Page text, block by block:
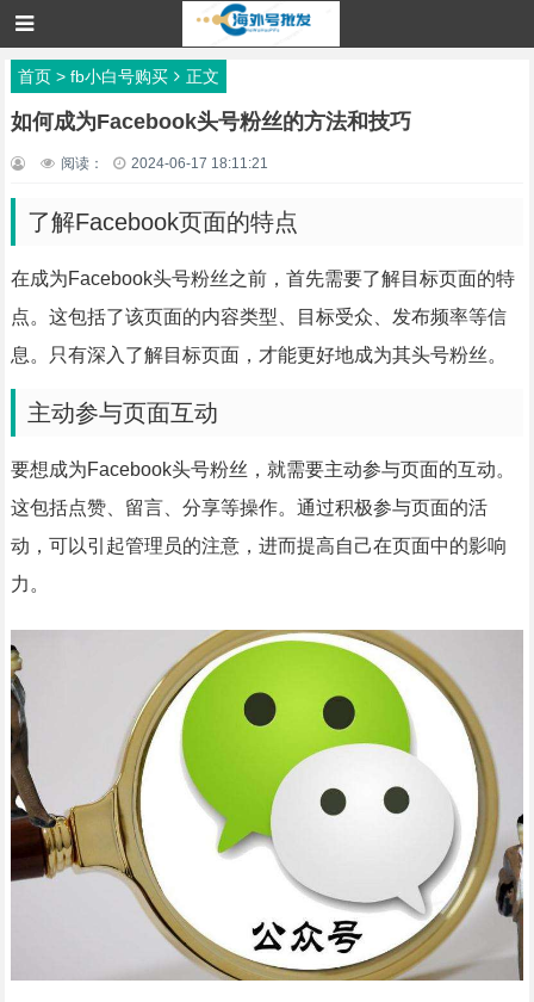
首页> fb小白号购买 正文
如何成为Facebook头号粉丝的方法和技巧
阅读： 2024-06-17 18:11:21
了解Facebook页面的特点
在成为Facebook头号粉丝之前，首先需要了解目标页面的特
点。这包括了该页面的内容类型、目标受众、发布频率等信
息。只有深入了解目标页面，才能更好地成为其头号粉丝。
主动参与页面互动
要想成为Facebook头号粉丝，就需要主动参与页面的互动。
这包括点赞、留言、分享等操作。通过积极参与页面的活
动，可以引起管理员的注意，进而提高自己在页面中的影响
力。